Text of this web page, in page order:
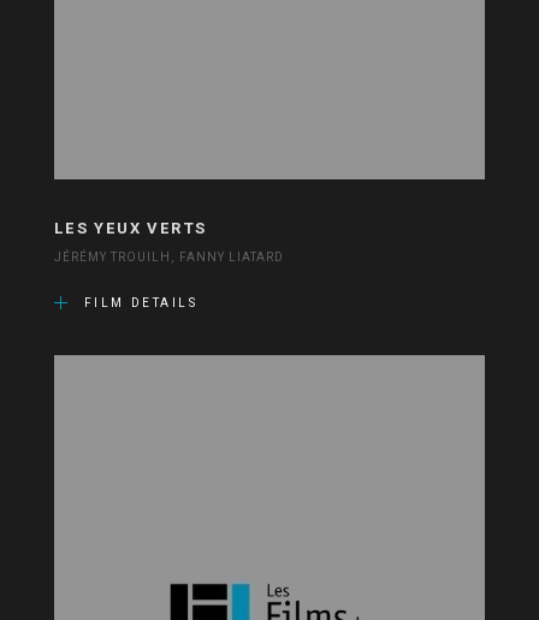
LES YEUX VERTS
JÉRÉMY TROUILH, FANNY LIATARD
FILM DETAILS